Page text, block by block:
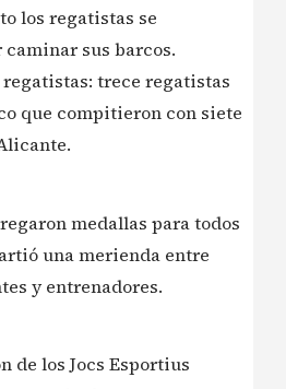
los regatistas se
sus barcos.
trece regatistas
que compitieron con siete
medallas para todos
una merienda entre
y entrenadores.
de los Jocs Esportius